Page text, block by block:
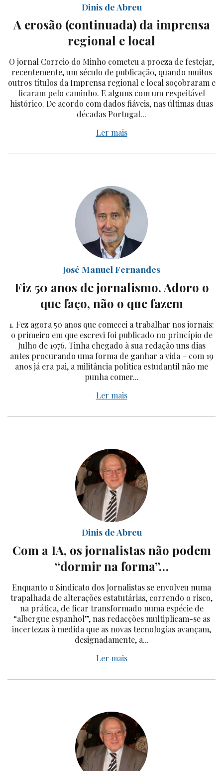
Dinis de Abreu
A erosão (continuada) da imprensa
regional e local
O jornal Correio do Minho cometeu a proeza de festejar,
recentemente, um século de publicação, quando muitos
outros títulos da Imprensa regional e local soçobraram e
ficaram pelo caminho. E alguns com um respeitável
histórico. De acordo com dados fiáveis, nas últimas duas
décadas Portugal...
Ler mais
José Manuel Fernandes
Fiz 50 anos de jornalismo. Adoro o
que faço, não o que fazem
1. Fez agora 50 anos que comecei a trabalhar nos jornais:
o primeiro em que escrevi foi publicado no princípio de
Julho de 1976. Tinha chegado à sua redação uns dias
antes procurando uma forma de ganhar a vida – com 19
anos já era pai, a militância política estudantil não me
punha comer...
Ler mais
Dinis de Abreu
Com a IA, os jornalistas não podem
“dormir na forma”…
Enquanto o Sindicato dos Jornalistas se envolveu numa
trapalhada de alterações estatutárias, correndo o risco,
na prática, de ficar transformado numa espécie de
“albergue espanhol”, nas redacções multiplicam-se as
incertezas à medida que as novas tecnologias avançam,
designadamente, a...
Ler mais